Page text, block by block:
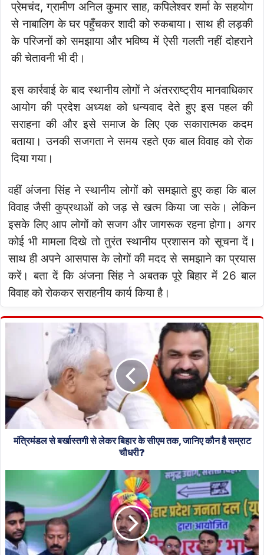
प्रेमचंद, ग्रामीण अनिल कुमार साह, कपिलेश्वर शर्मा के सहयोग
से नाबालिग के घर पहुँचकर शादी को रुकबाया। साथ ही लड़की
के परिजनों को समझाया और भविष्य में ऐसी गलती नहीं दोहराने
की चेतावनी भी दी।
इस कार्रवाई के बाद स्थानीय लोगों ने अंतरराष्ट्रीय मानवाधिकार
आयोग की प्रदेश अध्यक्ष को धन्यवाद देते हुए इस पहल की
सराहना की और इसे समाज के लिए एक सकारात्मक कदम
बताया। उनकी सजगता ने समय रहते एक बाल विवाह को रोक
दिया गया।
वहीं अंजना सिंह ने स्थानीय लोगों को समझाते हुए कहा कि बाल
विवाह जैसी कुप्रथाओं को जड़ से खत्म किया जा सके। लेकिन
इसके लिए आप लोगों को सजग और जागरूक रहना होगा। अगर
कोई भी मामला दिखे तो तुरंत स्थानीय प्रशासन को सूचना दें।
साथ ही अपने आसपास के लोगों की मदद से समझाने का प्रयास
करें। बता दें कि अंजना सिंह ने अबतक पूरे बिहार में 26 बाल
विवाह को रोककर सराहनीय कार्य किया है।
बिहार
के
सीएम
तक,
जानिए
चौधरी?
मंत्रिमंडल से बर्खास्तगी से लेकर बिहार के सीएम तक, जानिए कौन है सम्राट
चौधरी?
कुमार
की
सियासी
यात्रा
का
पूरा